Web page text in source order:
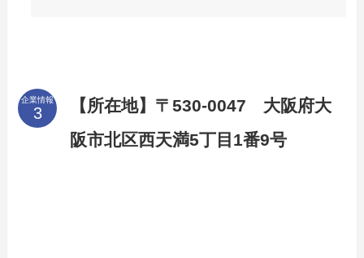
企業情報
【所在地】〒530-0047 大阪府大
阪市北区西天満5丁目1番9号